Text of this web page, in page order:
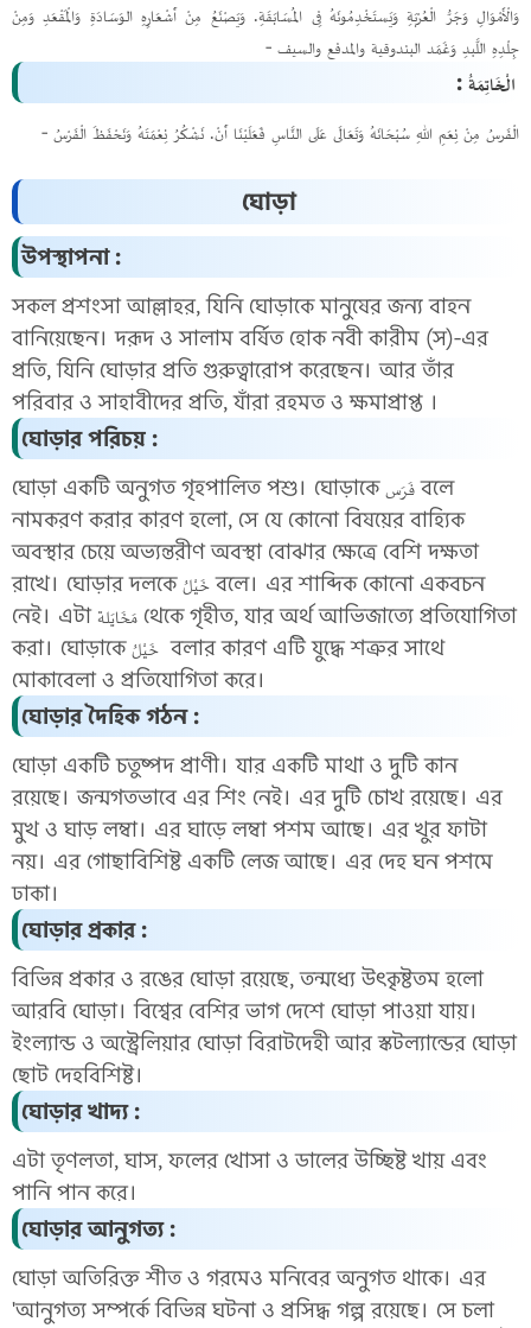
وَالْأَمْوَالِ وَجَرُّ الْعُرْبَةِ وَيَستَخْدِمُونَهُ فِى المُسَابَقَةِ. وَيَصْنَعُ مِنْ أَشْعَارِهِ الوَسَادَةِ وَالْمَقْعَدِ وَمِنْ
جِلْدِهِ اللَّبدِ وَغَمَد البندوقية والمدفع والسيف -
الْخَاتِمَةُ :
الْفَرسُ مِنْ نِعَمِ اللهِ سُبْحَانَهُ وَتَعَالَى عَلَى النَّاسِ فَعَلَيْنَا أَنْ. نَشْكُرُ نِعْمَتَهُ وَنَحْفَظَ الْفَرْسُ -
ঘোড়া
উপস্থাপনা :
সকল প্রশংসা আল্লাহর, যিনি ঘোড়াকে মানুষের জন্য বাহন
বানিয়েছেন। দরূদ ও সালাম বর্ষিত হোক নবী কারীম (স)-এর
প্রতি, যিনি ঘোড়ার প্রতি গুরুত্বারোপ করেছেন। আর তাঁর
পরিবার ও সাহাবীদের প্রতি, যাঁরা রহমত ও ক্ষমাপ্রাপ্ত ।
ঘোড়ার পরিচয় :
ঘোড়া একটি অনুগত গৃহপালিত পশু। ঘোড়াকে فَرَس বলে
নামকরণ করার কারণ হলো, সে যে কোনো বিষয়ের বাহ্যিক
অবস্থার চেয়ে অভ্যন্তরীণ অবস্থা বোঝার ক্ষেত্রে বেশি দক্ষতা
রাখে। ঘোড়ার দলকে خَيْلُ বলে। এর শাব্দিক কোনো একবচন
নেই। এটা مَخَايَلة থেকে গৃহীত, যার অর্থ আভিজাত্যে প্রতিযোগিতা
করা। ঘোড়াকে خَيْلُ বলার কারণ এটি যুদ্ধে শত্রুর সাথে
মোকাবেলা ও প্রতিযোগিতা করে।
ঘোড়ার দৈহিক গঠন :
ঘোড়া একটি চতুষ্পদ প্রাণী। যার একটি মাথা ও দুটি কান
রয়েছে। জন্মগতভাবে এর শিং নেই। এর দুটি চোখ রয়েছে। এর
মুখ ও ঘাড় লম্বা। এর ঘাড়ে লম্বা পশম আছে। এর খুর ফাটা
নয়। এর গোছাবিশিষ্ট একটি লেজ আছে। এর দেহ ঘন পশমে
ঢাকা।
ঘোড়ার প্রকার :
বিভিন্ন প্রকার ও রঙের ঘোড়া রয়েছে, তন্মধ্যে উৎকৃষ্টতম হলো
আরবি ঘোড়া। বিশ্বের বেশির ভাগ দেশে ঘোড়া পাওয়া যায়।
ইংল্যান্ড ও অস্ট্রেলিয়ার ঘোড়া বিরাটদেহী আর স্কটল্যান্ডের ঘোড়া
ছোট দেহবিশিষ্ট।
ঘোড়ার খাদ্য :
এটা তৃণলতা, ঘাস, ফলের খোসা ও ডালের উচ্ছিষ্ট খায় এবং
পানি পান করে।
ঘোড়ার আনুগত্য :
ঘোড়া অতিরিক্ত শীত ও গরমেও মনিবের অনুগত থাকে। এর
'আনুগত্য সম্পর্কে বিভিন্ন ঘটনা ও প্রসিদ্ধ গল্প রয়েছে। সে চলা